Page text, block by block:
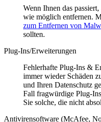
Wenn Ihnen das
wie möglich entfernen.
zum Entfernen von
sollten.
Plug-Ins/Erweiterungen
Fehlerhafte Plug-Ins &
immer wieder Schäden
und Ihren Datenschutz
Fall fragwürdige Plug-
Sie solche, die nicht
Antivirensoftware (McAfee,